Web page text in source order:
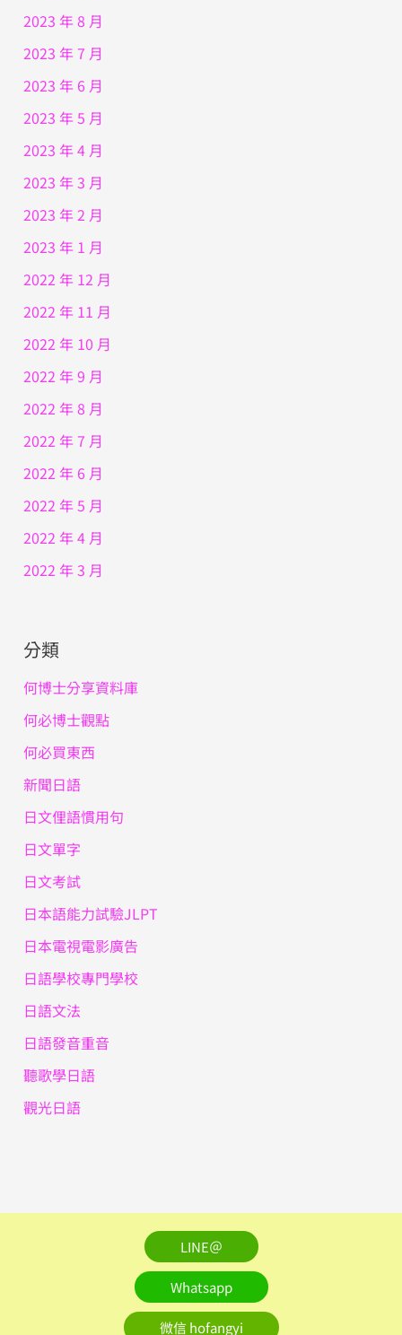
2023 年 8 月
2023 年 7 月
2023 年 6 月
2023 年 5 月
2023 年 4 月
2023 年 3 月
2023 年 2 月
2023 年 1 月
2022 年 12 月
2022 年 11 月
2022 年 10 月
2022 年 9 月
2022 年 8 月
2022 年 7 月
2022 年 6 月
2022 年 5 月
2022 年 4 月
2022 年 3 月
分類
何博士分享資料庫
何必博士觀點
何必買東西
新聞日語
日文俚語慣用句
日文單字
日文考試
日本語能力試驗JLPT
日本電視電影廣告
日語學校專門學校
日語文法
日語發音重音
聽歌學日語
觀光日語
LINE＠
Whatsapp
微信 hofangyi